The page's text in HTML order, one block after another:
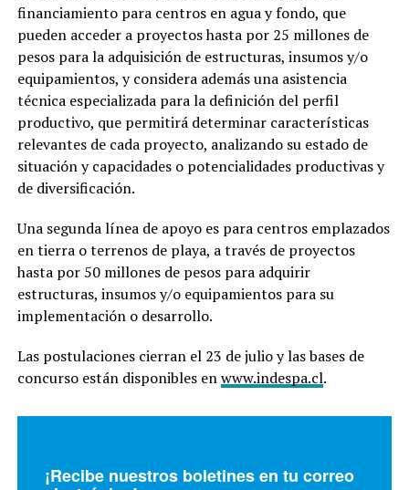
financiamiento para centros en agua y fondo, que
pueden acceder a proyectos hasta por 25 millones de
pesos para la adquisición de estructuras, insumos y/o
equipamientos, y considera además una asistencia
técnica especializada para la definición del perfil
productivo, que permitirá determinar características
relevantes de cada proyecto, analizando su estado de
situación y capacidades o potencialidades productivas y
de diversificación.
Una segunda línea de apoyo es para centros emplazados
en tierra o terrenos de playa, a través de proyectos
hasta por 50 millones de pesos para adquirir
estructuras, insumos y/o equipamientos para su
implementación o desarrollo.
Las postulaciones cierran el 23 de julio y las bases de
concurso están disponibles enwww.indespa.cl.